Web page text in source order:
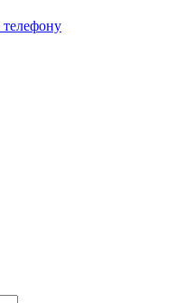
телефону